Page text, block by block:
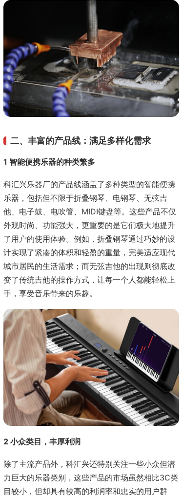
二、丰富的产品线：满足多样化需求
1 智能便携乐器的种类繁多
科汇兴乐器厂的产品线涵盖了多种类型的智能便携
乐器，包括但不限于折叠钢琴、电钢琴、无弦吉
他、电子鼓、电吹管、MIDI键盘等。这些产品不仅
外观时尚、功能强大，更重要的是它们极大地提升
了用户的使用体验。例如，折叠钢琴通过巧妙的设
计实现了紧凑的体积和轻盈的重量，完美适应现代
城市居民的生活需求；而无弦吉他的出现则彻底改
变了传统吉他的操作方式，让每一个人都能轻松上
手，享受音乐带来的乐趣。
2 小众类目，丰厚利润
除了主流产品外，科汇兴还特别关注一些小众但潜
力巨大的乐器类别，这些产品的市场虽然相比3C类
目较小，但却具有较高的利润率和忠实的用户群